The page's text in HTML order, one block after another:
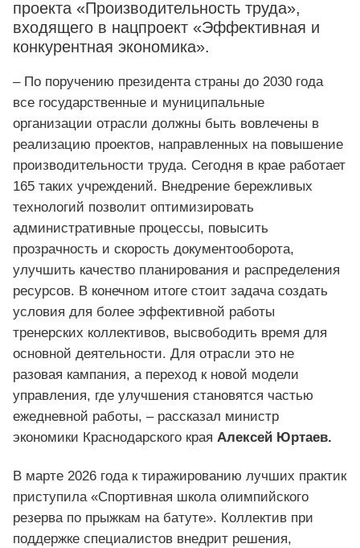
проекта «Производительность труда»,
входящего в нацпроект «Эффективная и
конкурентная экономика».
– По поручению президента страны до 2030 года
все государственные и муниципальные
организации отрасли должны быть вовлечены в
реализацию проектов, направленных на повышение
производительности труда. Сегодня в крае работает
165 таких учреждений. Внедрение бережливых
технологий позволит оптимизировать
административные процессы, повысить
прозрачность и скорость документооборота,
улучшить качество планирования и распределения
ресурсов. В конечном итоге стоит задача создать
условия для более эффективной работы
тренерских коллективов, высвободить время для
основной деятельности. Для отрасли это не
разовая кампания, а переход к новой модели
управления, где улучшения становятся частью
ежедневной работы, – рассказал министр
экономики Краснодарского края Алексей Юртаев.
В марте 2026 года к тиражированию лучших практик
приступила «Спортивная школа олимпийского
резерва по прыжкам на батуте». Коллектив при
поддержке специалистов внедрит решения,